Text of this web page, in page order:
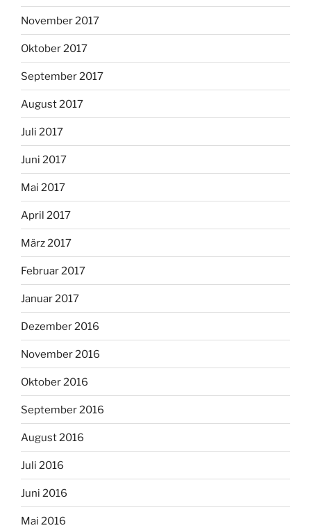
November 2017
Oktober 2017
September 2017
August 2017
Juli 2017
Juni 2017
Mai 2017
April 2017
März 2017
Februar 2017
Januar 2017
Dezember 2016
November 2016
Oktober 2016
September 2016
August 2016
Juli 2016
Juni 2016
Mai 2016